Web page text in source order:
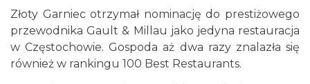
Złoty Garniec otrzymał nominację do prestiżowego
przewodnika Gault & Millau jako jedyna restauracja
w Częstochowie. Gospoda aż dwa razy znalazła się
również w rankingu 100 Best Restaurants.